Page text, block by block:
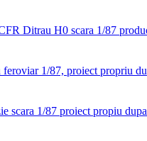
Ditrau H0 scara 1/87
feroviar 1/87, proiect propriu
scara 1/87 proiect propiu